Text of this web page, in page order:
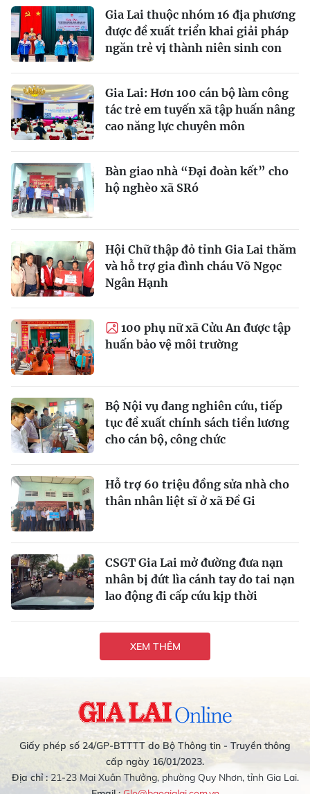
Gia Lai thuộc nhóm 16 địa phương
được đề xuất triển khai giải pháp
ngăn trẻ vị thành niên sinh con
Gia Lai: Hơn 100 cán bộ làm công
tác trẻ em tuyến xã tập huấn nâng
cao năng lực chuyên môn
Bàn giao nhà “Đại đoàn kết” cho
hộ nghèo xã SRó
Hội Chữ thập đỏ tỉnh Gia Lai thăm
và hỗ trợ gia đình cháu Võ Ngọc
Ngân Hạnh
100 phụ nữ xã Cửu An được tập
huấn bảo vệ môi trường
Bộ Nội vụ đang nghiên cứu, tiếp
tục đề xuất chính sách tiền lương
cho cán bộ, công chức
Hỗ trợ 60 triệu đồng sửa nhà cho
thân nhân liệt sĩ ở xã Đề Gi
CSGT Gia Lai mở đường đưa nạn
nhân bị đứt lìa cánh tay do tai nạn
lao động đi cấp cứu kịp thời
XEM THÊM
Giấy phép số 24/GP-BTTTT do Bộ Thông tin - Truyền thông
cấp ngày 16/01/2023.
Địa chỉ :21-23 Mai Xuân Thưởng, phường Quy Nhơn, tỉnh Gia Lai.